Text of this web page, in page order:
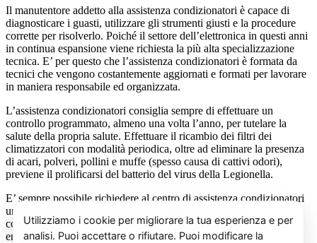
Il manutentore addetto alla assistenza condizionatori è capace di
diagnosticare i guasti, utilizzare gli strumenti giusti e la procedure
corrette per risolverlo. Poiché il settore dell’elettronica in questi anni
in continua espansione viene richiesta la più alta specializzazione
tecnica. E’ per questo che l’assistenza condizionatori è formata da
tecnici che vengono costantemente aggiornati e formati per lavorare
in maniera responsabile ed organizzata.
L’assistenza condizionatori consiglia sempre di effettuare un
controllo programmato, almeno una volta l’anno, per tutelare la
salute della propria salute. Effettuare il ricambio dei filtri dei
climatizzatori con modalità periodica, oltre ad eliminare la presenza
di acari, polveri, pollini e muffe (spesso causa di cattivi odori),
previene il prolificarsi del batterio del virus della Legionella.
E’ sempre possibile richiedere al centro di assistenza condizionatori
una consulenza gratuita per un montaggio di un nuovo
condizionatore o sulle ultime normative in materia di risparmio
energetico.